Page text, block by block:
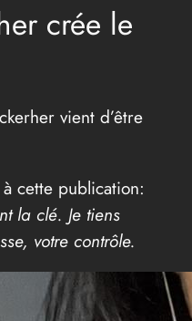
crée le
vient d’être
cette publication:
la clé. Je tiens
votre contrôle.